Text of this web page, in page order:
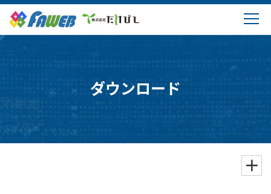
ダウンロード
ダウンロード